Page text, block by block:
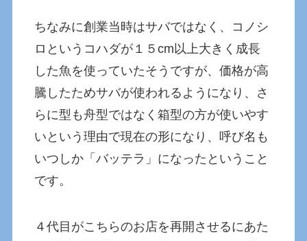
ちなみに創業当時はサバではなく、コノシ
ロというコハダが１５cm以上大きく成長
した魚を使っていたそうですが、価格が高
騰したためサバが使われるようになり、さ
らに型も舟型ではなく箱型の方が使いやす
いという理由で現在の形になり、呼び名も
いつしか「バッテラ」になったということ
です。
４代目がこちらのお店を再開させるにあた